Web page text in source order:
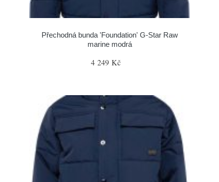
Přechodná bunda 'Foundation' G-Star Raw
marine modrá
4 249 Kč